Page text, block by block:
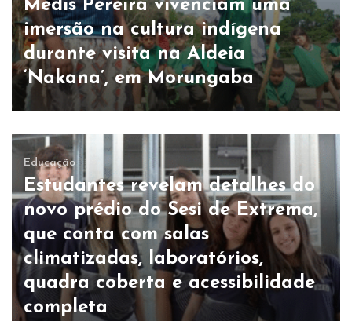
Medis Pereira vivenciam uma
imersão na cultura indígena
durante visita na Aldeia
‘Nakana’, em Morungaba
Educação
Estudantes revelam detalhes do
novo prédio do Sesi de Extrema,
que conta com salas
climatizadas, laboratórios,
quadra coberta e acessibilidade
completa